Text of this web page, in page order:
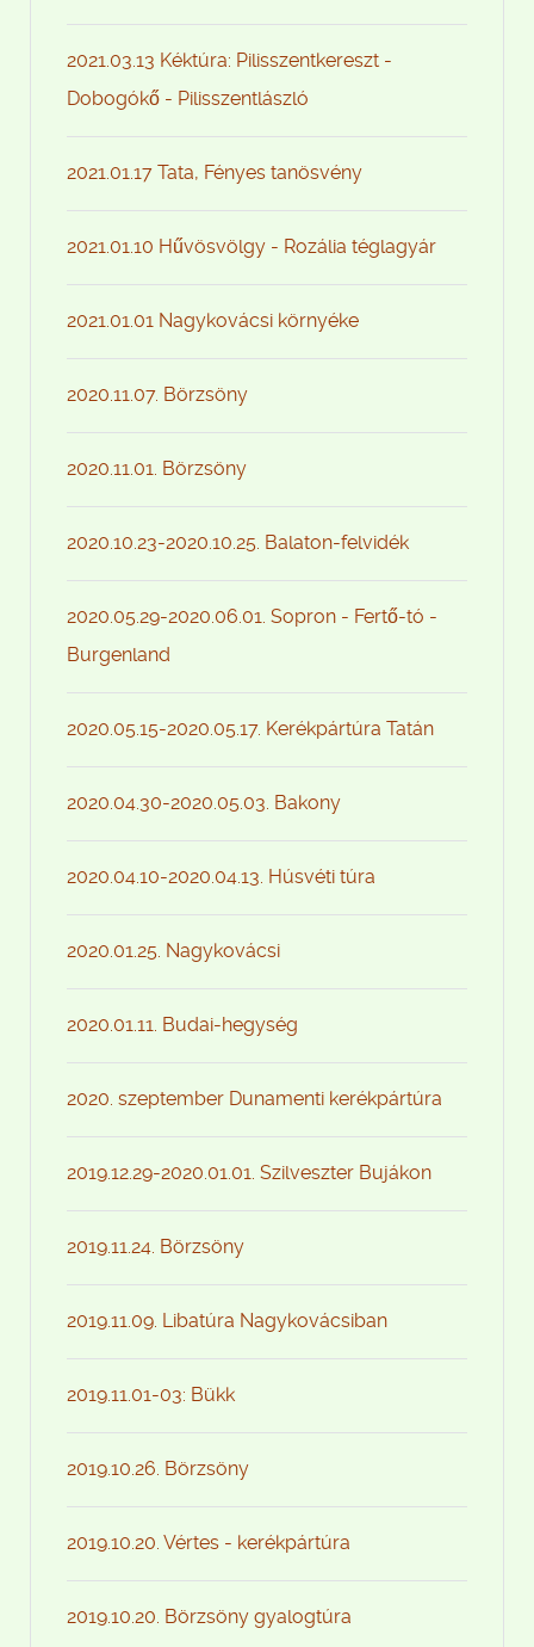
2021.03.13 Kéktúra: Pilisszentkereszt -
Dobogókő - Pilisszentlászló
2021.01.17 Tata, Fényes tanösvény
2021.01.10 Hűvösvölgy - Rozália téglagyár
2021.01.01 Nagykovácsi környéke
2020.11.07. Börzsöny
2020.11.01. Börzsöny
2020.10.23-2020.10.25. Balaton-felvidék
2020.05.29-2020.06.01. Sopron - Fertő-tó -
Burgenland
2020.05.15-2020.05.17. Kerékpártúra Tatán
2020.04.30-2020.05.03. Bakony
2020.04.10-2020.04.13. Húsvéti túra
2020.01.25. Nagykovácsi
2020.01.11. Budai-hegység
2020. szeptember Dunamenti kerékpártúra
2019.12.29-2020.01.01. Szilveszter Bujákon
2019.11.24. Börzsöny
2019.11.09. Libatúra Nagykovácsiban
2019.11.01-03: Bükk
2019.10.26. Börzsöny
2019.10.20. Vértes - kerékpártúra
2019.10.20. Börzsöny gyalogtúra